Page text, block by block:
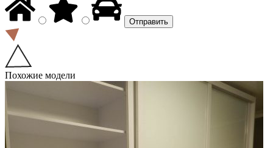
Похожие модели